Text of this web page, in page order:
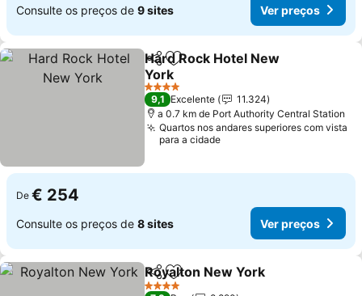
Consulte os preços de 9 sites Ver preços
PartilharAdicionar aos favoritos
Hard Rock Hotel New
York
4 Estrelas
9,1 Excelente
11.324
a 0.7 km de Port Authority Central Station
Quartos nos andares superiores com vista
para a cidade
De € 254
Consulte os preços de 8 sites Ver preços
PartilharAdicionar aos favoritos
Royalton New York
4 Estrelas